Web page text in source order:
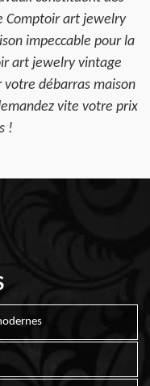
Comptoir art jewelry
impeccable pour la
art jewelry vintage
débarras maison
vite votre prix
!